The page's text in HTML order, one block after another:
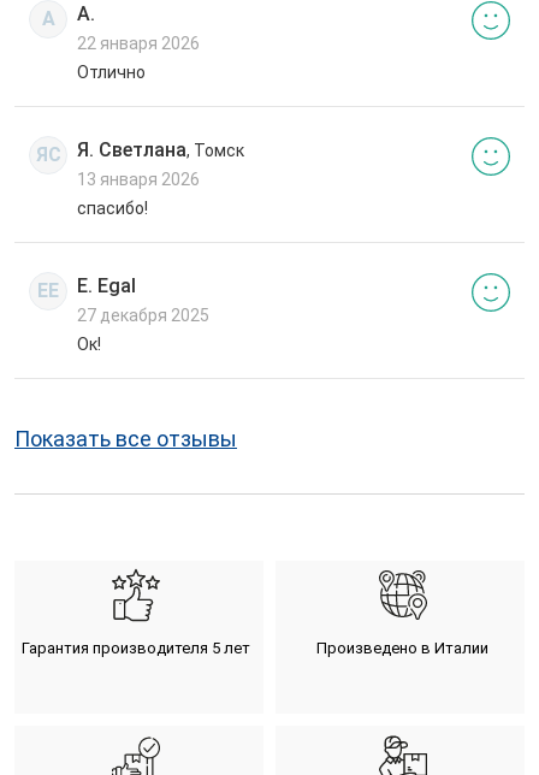
А А.
22 января 2026
Отлично
ЯС Я. Светлана, Томск
13 января 2026
спасибо!
EE E. Egal
27 декабря 2025
Ок!
Показать все отзывы
Гарантия производителя 5 лет Произведено в Италии